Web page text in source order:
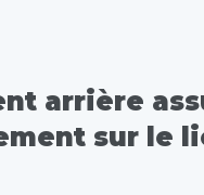
arrière
sur le